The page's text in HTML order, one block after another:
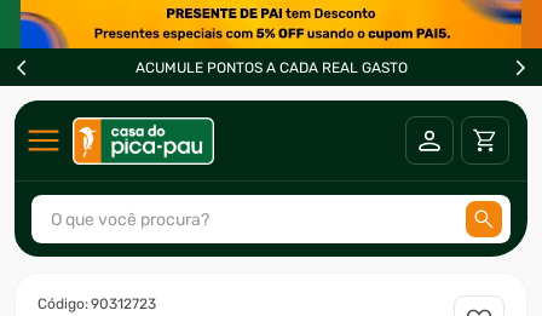
ACUMULE PONTOS A CADA REAL GASTO
O que você procura?
:90312723